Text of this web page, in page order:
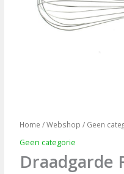
Home /Webshop / Geen
Geen categorie
Draadgarde